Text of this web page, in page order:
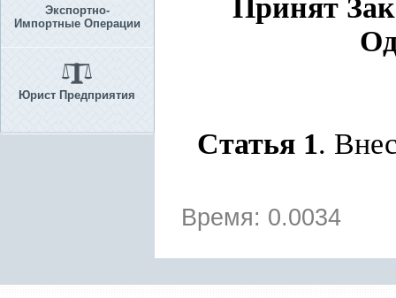
Экспортно-
Импортные Операции
Юрист Предприятия
Принят
Статья 1.
Время: 0.0034